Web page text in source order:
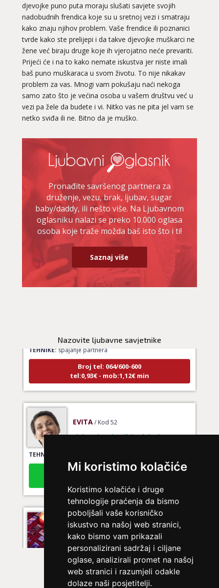
Mi koristimo kolačiće
Koristimo kolačiće i druge
tehnologije praćenja da bismo
poboljšali vaše korisničko
iskustvo na našoj web stranici,
kako bismo vam prikazali
personalizirani sadržaj i ciljane
oglase, analizirali promet na našoj
web stranici i razumjeli odakle
dolaze naši posjetitelji.
djevojke puno puta moraju slušati savjete svojih
nadobudnih frendica koje su u sretnoj vezi i smatraju
kako znaju njihov problem. Vaše frendice ili poznanici
tvrde kako ste prelijepi i da takve djevojke muškarci ne
žene već biraju druge koje ih vjerojatno neće prevariti.
Prijeći će i na to kako nemate iskustva jer niste imali
baš puno muškaraca u svom životu. To nije nikakav
problem za vas. Mnogi vam pokušaju naći nekoga
samo zato što je većina osoba u vašem društvu već u
vezi pa žele da budete i vi. Nitko vas ne pita jel vam se
netko sviđa ili ne. Bitno da je muško.
Pronađite savršenog partnera za
druženje, vezu, brak, ljubav, sugar
baby/daddy, ili nešto više. Na Ljubavnom
oglasniku nalazi se preko 10.000 oglasa
osoba koje traže možda baš isto što i ti!
Saznaj više
Nazovite ljubavne savjetnike
spajanje partnera
Broj tel: 064/600-600
tel:0,93€ - mob:1,12€ min
EVITA / Kod 52
Ljubavni savjetnik je slobodan
TEHNIKE:
Broj tel: 064/600-600
LUCIJA/ Kod #136
Ljubavni savjetnik je zauzet
spajanje partnera
Broj tel: 064/600-600
tel:0,93€ - mob:1,12€ min